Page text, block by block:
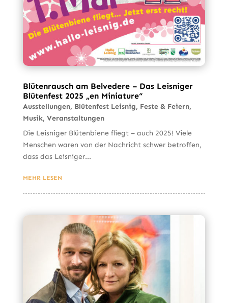
Blütenrausch am Belvedere – Das Leisniger
Blütenfest 2025 „en Miniature“
Ausstellungen, Blütenfest Leisnig, Feste & Feiern,
Musik, Veranstaltungen
Die Leisniger Blütenbiene fliegt – auch 2025! Viele
Menschen waren von der Nachricht schwer betroffen,
dass das Leisniger...
MEHR LESEN